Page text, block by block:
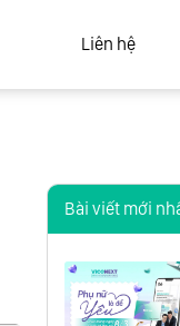
Liên hệ
Bài viết mới